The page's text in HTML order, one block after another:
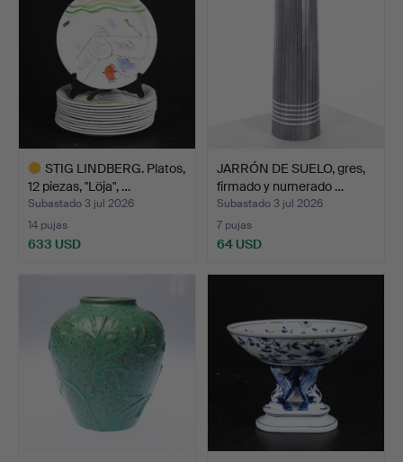
STIG LINDBERG. Platos,
12 piezas, "Löja", …
Subastado 3 jul 2026
14 pujas
633 USD
JARRÓN DE SUELO, gres,
firmado y numerado …
Subastado 3 jul 2026
7 pujas
64 USD